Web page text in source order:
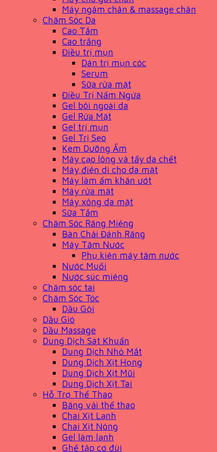
Máy ngâm chân & massage chân
Chăm Sóc Da
Cao Tắm
Cao trắng
Điều trị mụn
Dán trị mụn cóc
Serum
Sữa rửa mặt
Điều Trị Nấm Ngứa
Gel bôi ngoài da
Gel Rửa Mặt
Gel trị mụn
Gel Trị Sẹo
Kem Dưỡng Ẩm
Máy cạo lông và tẩy da chết
Máy điện di cho da mặt
Máy làm ấm khăn ướt
Máy rửa mặt
Máy xông da mặt
Sữa Tắm
Chăm Sóc Răng Miệng
Bàn Chải Đánh Răng
Máy Tăm Nước
Phụ kiện máy tăm nước
Nước Muối
Nước súc miệng
Chăm sóc tai
Chăm Sóc Tóc
Dầu Gội
Dầu Gió
Dầu Massage
Dung Dịch Sát Khuẩn
Dung Dịch Nhỏ Mắt
Dung Dịch Xịt Họng
Dung Dịch Xịt Mũi
Dung Dịch Xịt Tai
Hỗ Trợ Thể Thao
Băng vải thể thao
Chai Xịt Lạnh
Chai Xịt Nóng
Gel làm lạnh
Ghế tập cơ đùi